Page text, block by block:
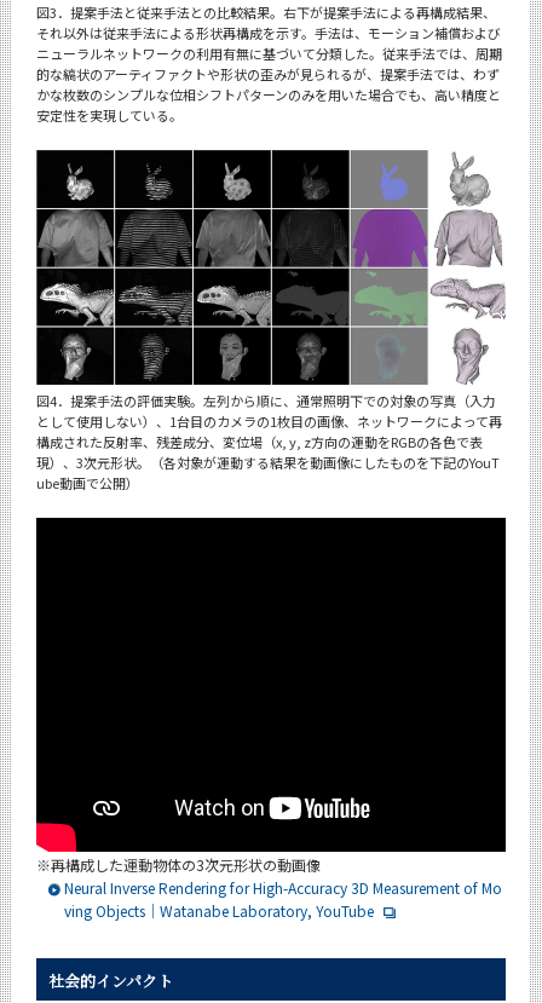
図3．提案手法と従来手法との比較結果。右下が提案手法による再構成結果、
それ以外は従来手法による形状再構成を示す。手法は、モーション補償および
ニューラルネットワークの利用有無に基づいて分類した。従来手法では、周期
的な縞状のアーティファクトや形状の歪みが見られるが、提案手法では、わず
かな枚数のシンプルな位相シフトパターンのみを用いた場合でも、高い精度と
安定性を実現している。
図4．提案手法の評価実験。左列から順に、通常照明下での対象の写真（入力
として使用しない）、1台目のカメラの1枚目の画像、ネットワークによって再
構成された反射率、残差成分、変位場（x, y, z方向の運動をRGBの各色で表
現）、3次元形状。（各対象が運動する結果を動画像にしたものを下記のYouT
ube動画で公開）
※再構成した運動物体の3次元形状の動画像
Neural Inverse Rendering for High-Accuracy 3D Measurement of Mo
ving Objects｜Watanabe Laboratory, YouTube
社会的インパクト